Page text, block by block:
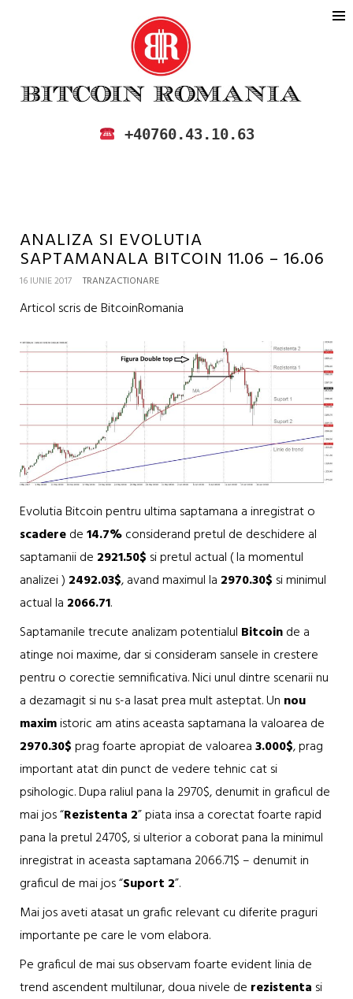
BITCOIN ROMANIA
CUMPARA SI VINDE BITCOIN IN
+40760.43.10.63
ANALIZA SI EVOLUTIA
SAPTAMANALA BITCOIN 11.06 – 16.06
16 IUNIE 2017 TRANZACTIONARE
Articol scris de BitcoinRomania
Evolutia Bitcoin pentru ultima saptamana a inregistrat o
scaderede14.7%considerand pretul de deschidere al
saptamanii de 2921.50$ si pretul actual ( la momentul
analizei ) 2492.03$, avand maximul la 2970.30$ si minimul
actual la 2066.71.
Saptamanile trecute analizam potentialul Bitcoinde a
atinge noi maxime, dar si consideram sansele in crestere
pentru o corectie semnificativa. Nici unul dintre scenarii nu
a dezamagit si nu s-a lasat prea mult asteptat. Un nou
maximistoric am atins aceasta saptamana la valoarea de
2970.30$prag foarte apropiat de valoarea3.000$, prag
important atat din punct de vedere tehnic cat si
psihologic. Dupa raliul pana la 2970$, denumit in graficul de
mai jos “Rezistenta 2” piata insa a corectat foarte rapid
pana la pretul 2470$, si ulterior a coborat pana la minimul
inregistrat in aceasta saptamana 2066.71$ – denumit in
graficul de mai jos “Suport 2”.
Mai jos aveti atasat un grafic relevant cu diferite praguri
importante pe care le vom elabora.
Pe graficul de mai sus observam foarte evident linia de
trend ascendent multilunar, doua nivele de rezistenta si